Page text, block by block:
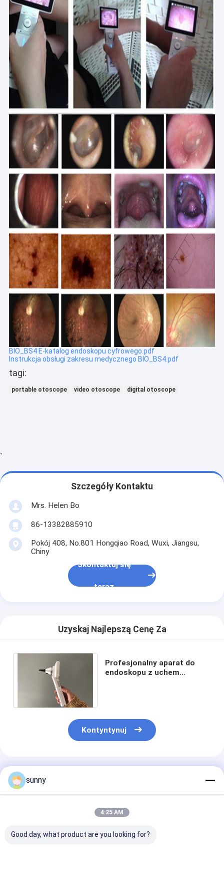
Koncentrator tlenu nawilżacza
wideo Dermatoskop
Medycyna pompie infuzyjnej
Urządzenie Vein Locator
Instrukcja próżniową
Makijaż permanentny
BIO_BS4 E-katalog endoskopu cyfrowego.pdf
Instrukcja obsługi zakresu medycznego BIO_BS4.pdf
tagi:
portable otoscope video otoscope digital otoscope
`
Szczegóły Kontaktu
Mrs. Helen Bo
86-13382885910
Pokój 408, No.801 Hongqiao Road, Wuxi, Jiangsu,
Chiny
Skontaktuj się
teraz
Uzyskaj Najlepszą Cenę Za
Profesjonalny aparat do
endoskopu z uchem
Kontyntynuj
Polecane Produkty
sunny
4:25 AM
Good day, what product are you looking for?